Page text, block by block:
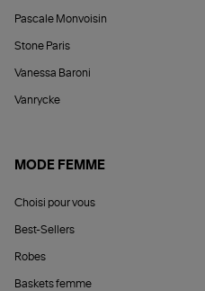
Pascale Monvoisin
Stone Paris
Vanessa Baroni
Vanrycke
MODE FEMME
Choisi pour vous
Best-Sellers
Robes
Baskets femme